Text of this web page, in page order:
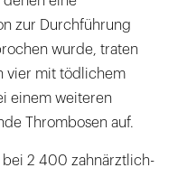
zur Durchführung
wurde, traten
vier mit tödlichem
einem weiteren
Thrombosen auf.
bei 2 400 zahnärztlich-